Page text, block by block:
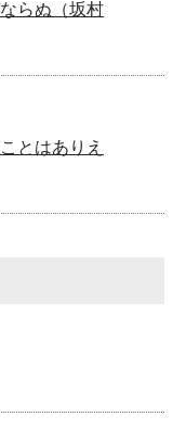
らぬ（坂村
とはありえ